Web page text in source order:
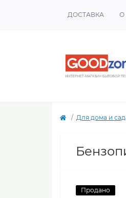
ДОСТАВКА О
Для дома и
Продано